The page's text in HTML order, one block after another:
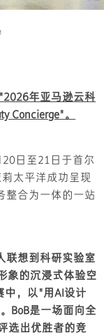
年亚马逊云科
Concierge"。
日至21日于首尔
太平洋成功呈现
整合为一体的一站
联想到科研实验室
象的沉浸式体验空
中，以"用AI设计
BoB是一场面向全
选出优胜者的竞